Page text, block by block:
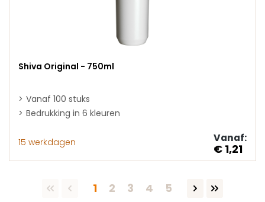
Shiva Original - 750ml
Vanaf 100 stuks
Bedrukking in 6 kleuren
15 werkdagen Vanaf:
€ 1,21
Pagina
1 Pagina
2 Pagina
3 Pagina
4 Pagina
5